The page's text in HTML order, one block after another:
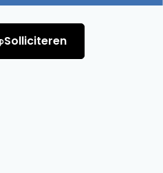
Solliciteren